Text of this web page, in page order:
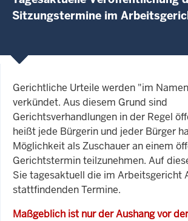
Sitzungstermine im
Gerichtliche Urteile werden "im
verkündet. Aus diesem Grund sind
Gerichtsverhandlungen in der Regel
heißt jede Bürgerin und jeder Bürger
Möglichkeit als Zuschauer an einem
Gerichtstermin teilzunehmen. Auf
Sie tagesaktuell die im Arbeitsgericht
stattfindenden Termine.
Maßgeblich ist nur der Aushang vor